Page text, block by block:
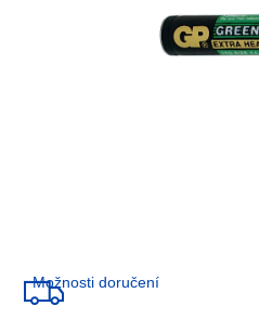
Možnosti doručení